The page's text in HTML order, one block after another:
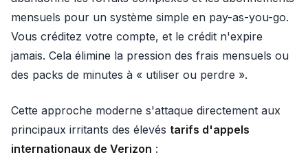
mensuels pour un système simple en pay-as-you-go.
Vous créditez votre compte, et le crédit n'expire
jamais. Cela élimine la pression des frais mensuels ou
des packs de minutes à « utiliser ou perdre ».
Cette approche moderne s'attaque directement aux
principaux irritants des élevés tarifs d'appels
internationaux de Verizon :